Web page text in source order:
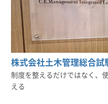
株式会社土木管理総合試
制度を整えるだけではなく、
える